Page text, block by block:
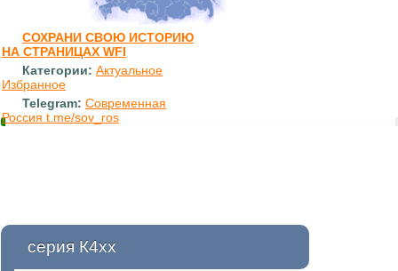
СОХРАНИ СВОЮ ИСТОРИЮ
НА СТРАНИЦАХ WFI
Категории: Актуальное
Избранное
Telegram: Современная
Россия t.me/sov_ros
серия К4хх